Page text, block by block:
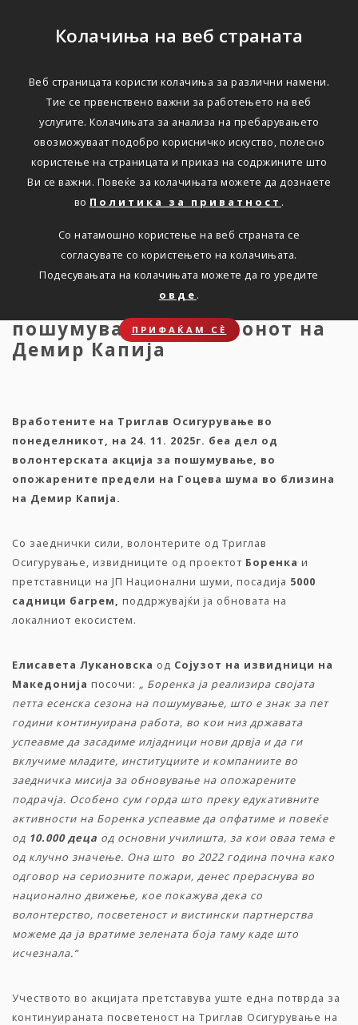
Колачиња на веб страната
Веб страницата користи колачиња за различни намени.
Тие се првенствено важни за работењето на веб
услугите. Колачињата за анализа на пребарувањето
овозможуваат подобро корисничко искуство, полесно
користење на страницата и приказ на содржините што
Ви се важни. Повеќе за колачињата можете да дознаете
во Политика за приватност .
Со натамошно користење на веб страната се
согласувате со користењето на колачињата.
Подесувањата на колачињата можете да го уредите
овде .
ПРИФАЌАМ СЀ
Пошумување во
регионот Гоцева шума
Дома Новости press-25.11.2025
Вработените на Триглав
Осигурување учествуваа во
волонтерска акција за
пошумување во регионот на
Демир Капија
Вработените на Триглав Осигурување во
понеделникот, на 24. 11. 2025г. беа дел од
волонтерската акција за пошумување, во
опожарените предели на Гоцева шума во близина
на Демир Капија.
Со заеднички сили, волонтерите од Триглав
Осигурување, извидниците од проектот Боренка и
претставници на ЈП Национални шуми, посадија 5000
садници багрем, поддржувајќи ја обновата на
локалниот екосистем.
Елисавета Лукановска од Сојузот на извидници на
Македонија посочи: „ Боренка ја реализира својата
петта есенска сезона на пошумување, што е знак за пет
години континуирана работа, во кои низ државата
успеавме да засадиме илјадници нови дрвја и да ги
вклучиме младите, институциите и компаниите во
заедничка мисија за обновување на опожарените
подрачја. Особено сум горда што преку едукативните
активности на Боренка успеавме да опфатиме и повеќе
од 10.000 деца од основни училишта, за кои оваа тема е
од клучно значење. Она што во 2022 година почна како
одговор на сериозните пожари, денес прераснува во
национално движење, кое покажува дека со
волонтерство, посветеност и вистински партнерства
можеме да ја вратиме зелената боја таму каде што
исчезнала.“
Учеството во акцијата претставува уште една потврда за
континуираната посветеност на Триглав Осигурување на